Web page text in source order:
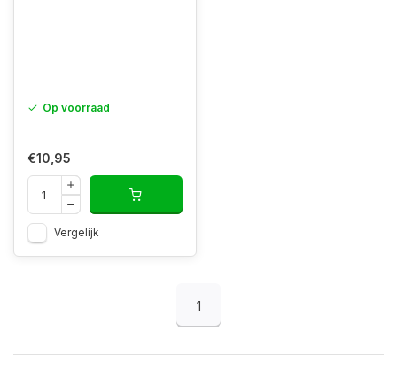
Op voorraad
€10,95
Vergelijk
1